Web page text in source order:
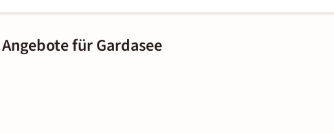
für Gardasee